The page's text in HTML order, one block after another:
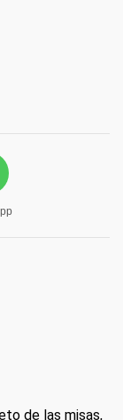
de las misas,